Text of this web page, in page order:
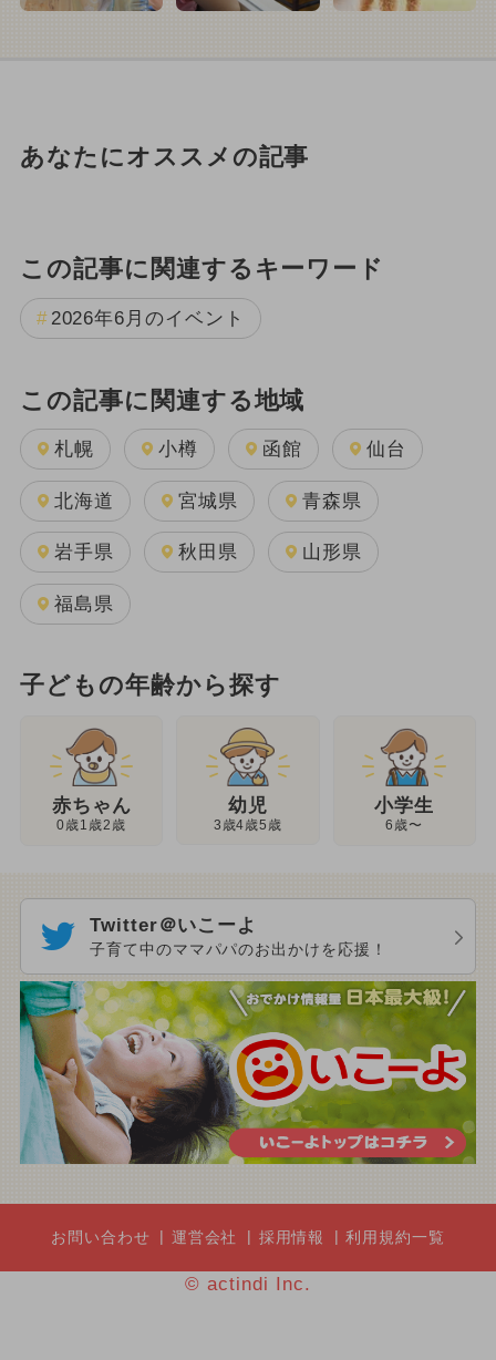
あなたにオススメの記事
この記事に関連するキーワード
2026年6月のイベント
この記事に関連する地域
札幌 小樽 函館 仙台
北海道 宮城県 青森県
岩手県 秋田県 山形県
福島県
子どもの年齢から探す
赤ちゃん
0歳1歳2歳
幼児
3歳4歳5歳
小学生
6歳〜
Twitter＠いこーよ
子育て中のママパパのお出かけを応援！
お問い合わせ 運営会社 採用情報 利用規約一覧
© actindi Inc.